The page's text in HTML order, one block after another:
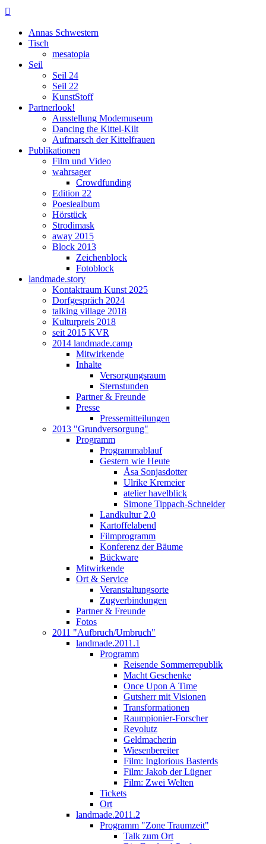

Annas Schwestern
Tisch
mesatopia
Seil
Seil 24
Seil 22
KunstStoff
Partnerlook!
Ausstellung Modemuseum
Dancing the Kittel-Kilt
Aufmarsch der Kittelfrauen
Publikationen
Film und Video
wahrsager
Crowdfunding
Edition 22
Poesiealbum
Hörstück
Strodimask
away 2015
Block 2013
Zeichenblock
Fotoblock
landmade.story
Kontaktraum Kunst 2025
Dorfgespräch 2024
talking village 2018
Kulturpreis 2018
seit 2015 KVR
2014 landmade.camp
Mitwirkende
Inhalte
Versorgungsraum
Sternstunden
Partner & Freunde
Presse
Pressemitteilungen
2013 "Grundversorgung"
Programm
Programmablauf
Gestern wie Heute
Åsa Sonjasdotter
Ulrike Kremeier
atelier havelblick
Simone Tippach-Schneider
Landkultur 2.0
Kartoffelabend
Filmprogramm
Konferenz der Bäume
Bückware
Mitwirkende
Ort & Service
Veranstaltungsorte
Zugverbindungen
Partner & Freunde
Fotos
2011 "Aufbruch/Umbruch"
landmade.2011.1
Programm
Reisende Sommerrepublik
Macht Geschenke
Once Upon A Time
Gutsherr mit Visionen
Transformationen
Raumpionier-Forscher
Revolutz
Geldmacherin
Wiesenbereiter
Film: Inglorious Basterds
Film: Jakob der Lügner
Film: Zwei Welten
Tickets
Ort
landmade.2011.2
Programm "Zone Traumzeit"
Talk zum Ort